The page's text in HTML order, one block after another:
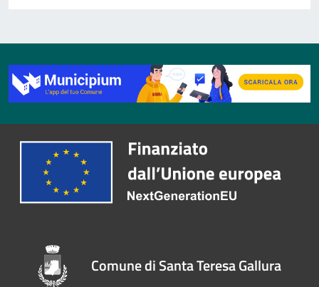
Comune di Santa Teresa Gallura